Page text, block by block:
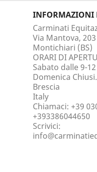
INFORMAZIONI
Carminati
Via Mantova,
Montichiari (BS)
ORARI DI
Sabato dalle 9-
Domenica Chiusi.
Brescia
Italy
Chiamaci: +39
+393386044650
Scrivici: